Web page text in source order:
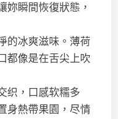
妳瞬間恢復狀態，
的冰爽滋味。薄荷
都像是在舌尖上吹
织，口感软糯多
身熱帶果園，尽情